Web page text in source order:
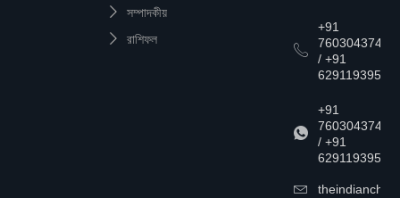
সম্পাদকীয়
রাশিফল
+91
7603043747
/ +91
6291193957
+91
7603043747
/ +91
6291193957